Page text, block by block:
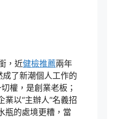
，近健檢推薦兩年
成了新潮個人工作的
權，是創業老板；
以“主辦人”名義招
瓶的處境更糟，當